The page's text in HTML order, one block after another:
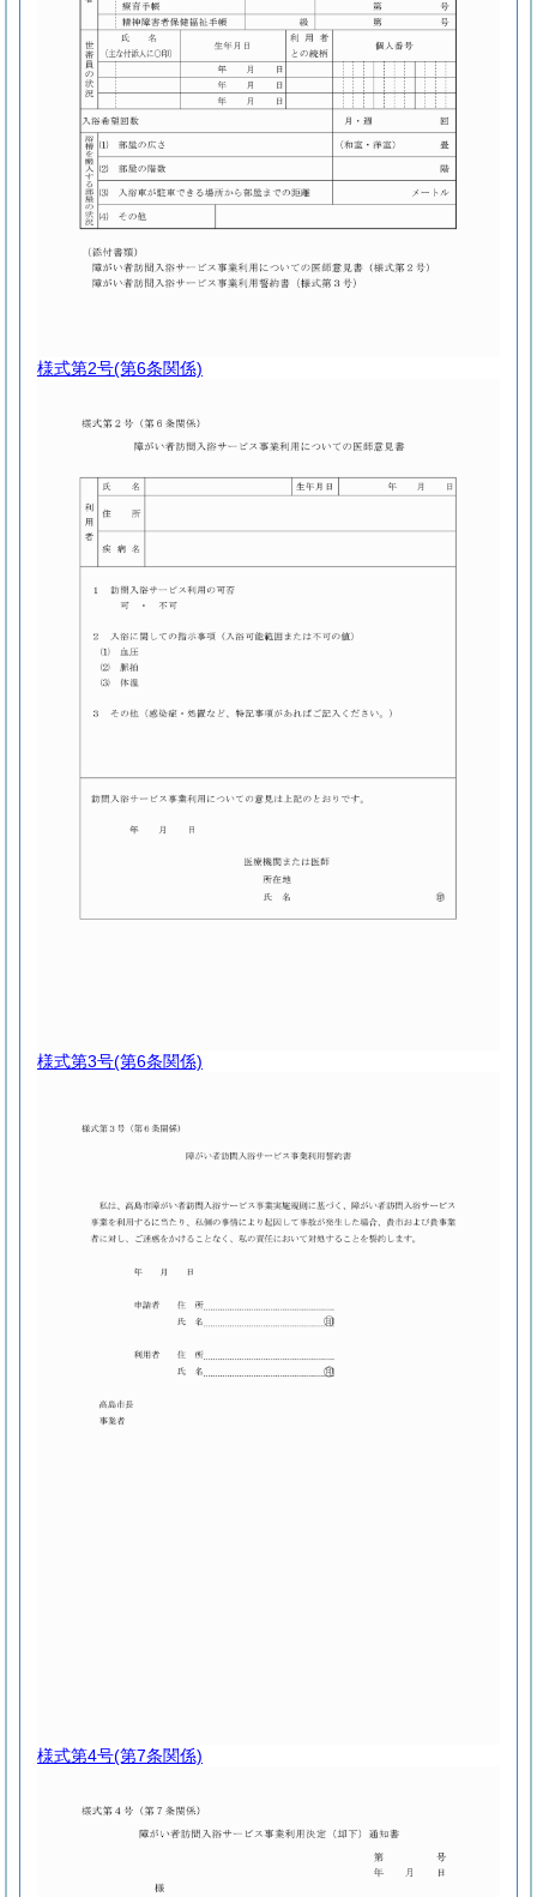
様式第2号(第6条関係)
様式第3号(第6条関係)
様式第4号(第7条関係)